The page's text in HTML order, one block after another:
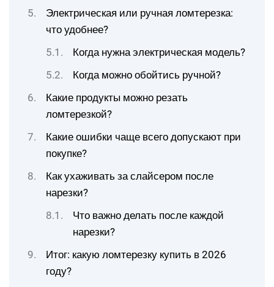
Электрическая или ручная ломтерезка:
что удобнее?
Когда нужна электрическая модель?
Когда можно обойтись ручной?
Какие продукты можно резать
ломтерезкой?
Какие ошибки чаще всего допускают при
покупке?
Как ухаживать за слайсером после
нарезки?
Что важно делать после каждой
нарезки?
Итог: какую ломтерезку купить в 2026
году?